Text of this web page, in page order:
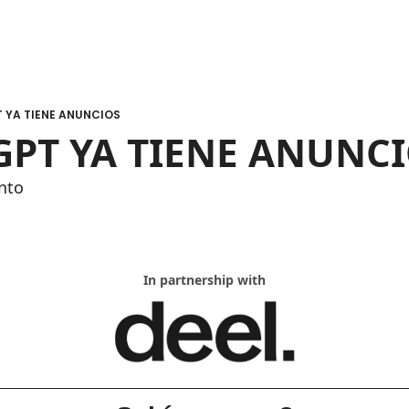
TIENE ANUNCIOS
YA TIENE
In partnership with